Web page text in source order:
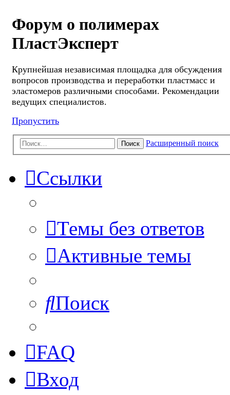
Форум о полимерах
ПластЭксперт
Крупнейшая независимая площадка для обсуждения
вопросов производства и переработки пластмасс и
эластомеров различными способами. Рекомендации
ведущих специалистов.
Пропустить
Поиск Расширенный поиск
Ссылки
Темы без ответов
Активные темы
Поиск
FAQ
Вход